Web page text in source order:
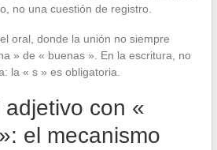
no una cuestión de registro.
oral, donde la unión no siempre
» de « buenas ». En la escritura, no
la « s » es obligatoria.
con «
el mecanismo